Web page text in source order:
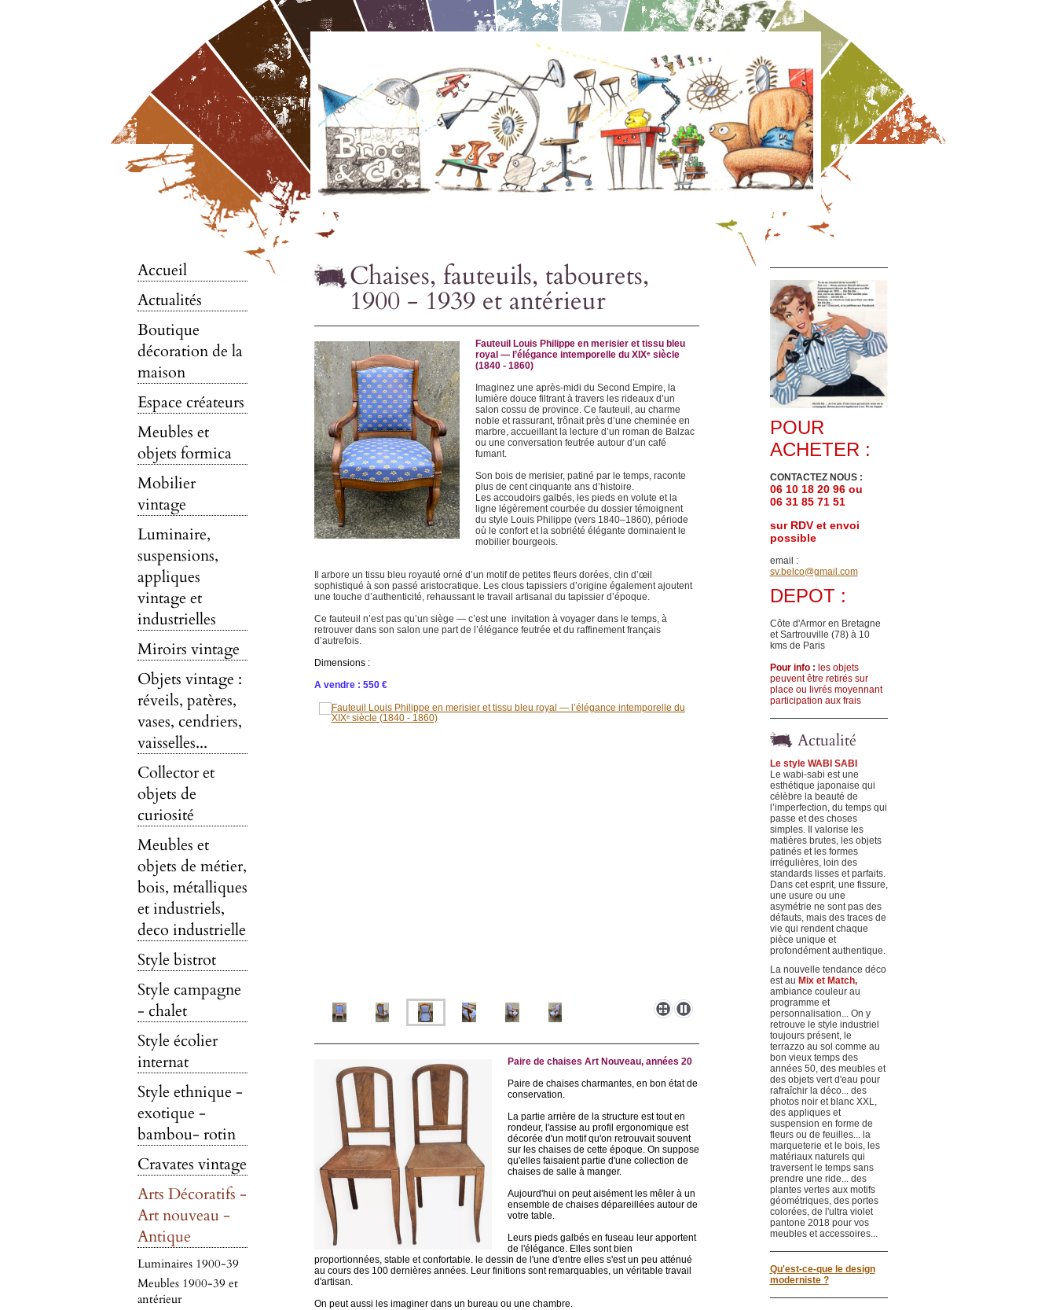
Accueil
Actualités
Boutique
décoration de la
maison
Espace créateurs
Meubles et
objets formica
Mobilier
vintage
Luminaire,
suspensions,
appliques
vintage et
industrielles
Miroirs vintage
Objets vintage :
réveils, patères,
vases, cendriers,
vaisselles...
Collector et
objets de
curiosité
Meubles et
objets de métier,
bois, métalliques
et industriels,
deco industrielle
Style bistrot
Style campagne
- chalet
Style écolier
internat
Style ethnique -
exotique -
bambou- rotin
Cravates vintage
Arts Décoratifs -
Art nouveau -
Antique
Luminaires 1900-39
Meubles 1900-39 et
antérieur
Chaises, fauteuils, tabourets,
1900 - 1939 et antérieur
Fauteuil Louis Philippe en merisier et tissu bleu
royal — l’élégance intemporelle du XIXᵉ siècle
(1840 - 1860)
Imaginez une après-midi du Second Empire, la
lumière douce filtrant à travers les rideaux d’un
salon cossu de province. Ce fauteuil, au charme
noble et rassurant, trônait près d’une cheminée en
marbre, accueillant la lecture d’un roman de Balzac
ou une conversation feutrée autour d’un café
fumant.
Son bois de merisier, patiné par le temps, raconte
plus de cent cinquante ans d’histoire.
Les accoudoirs galbés, les pieds en volute et la
ligne légèrement courbée du dossier témoignent
du style Louis Philippe (vers 1840–1860), période
où le confort et la sobriété élégante dominaient le
mobilier bourgeois.
Il arbore un tissu bleu royauté orné d’un motif de petites fleurs dorées, clin d’œil
sophistiqué à son passé aristocratique. Les clous tapissiers d’origine également ajoutent
une touche d’authenticité, rehaussant le travail artisanal du tapissier d’époque.
Ce fauteuil n’est pas qu’un siège — c’est une invitation à voyager dans le temps, à
retrouver dans son salon une part de l’élégance feutrée et du raffinement français
d’autrefois.
Dimensions :
A vendre : 550 €
Paire de chaises Art Nouveau, années 20
Paire de chaises charmantes, en bon état de
conservation.
La partie arrière de la structure est tout en
rondeur, l'assise au profil ergonomique est
décorée d'un motif qu'on retrouvait souvent
sur les chaises de cette époque. On suppose
qu'elles faisaient partie d'une collection de
chaises de salle à manger.
Aujourd'hui on peut aisément les mêler à un
ensemble de chaises dépareillées autour de
votre table.
Leurs pieds galbés en fuseau leur apportent
de l'élégance. Elles sont bien
proportionnées, stable et confortable. le dessin de l'une d'entre elles s'est un peu atténué
au cours des 100 dernières années. Leur finitions sont remarquables, un véritable travail
d'artisan.
On peut aussi les imaginer dans un bureau ou une chambre.
POUR
ACHETER :
CONTACTEZ NOUS :
06 10 18 20 96 ou
06 31 85 71 51
sur RDV et envoi
possible
email :
sv.belco@gmail.com
DEPOT :
Côte d'Armor en Bretagne
et Sartrouville (78) à 10
kms de Paris
Pour info : les objets
peuvent être retirés sur
place ou livrés moyennant
participation aux frais
Actualité
Le style WABI SABI
Le wabi-sabi est une
esthétique japonaise qui
célèbre la beauté de
l’imperfection, du temps qui
passe et des choses
simples. Il valorise les
matières brutes, les objets
patinés et les formes
irrégulières, loin des
standards lisses et parfaits.
Dans cet esprit, une fissure,
une usure ou une
asymétrie ne sont pas des
défauts, mais des traces de
vie qui rendent chaque
pièce unique et
profondément authentique.
La nouvelle tendance déco
est au Mix et Match,
ambiance couleur au
programme et
personnalisation... On y
retrouve le style industriel
toujours présent, le
terrazzo au sol comme au
bon vieux temps des
années 50, des meubles et
des objets vert d'eau pour
rafraîchir la déco... des
photos noir et blanc XXL,
des appliques et
suspension en forme de
fleurs ou de feuilles... la
marqueterie et le bois, les
matériaux naturels qui
traversent le temps sans
prendre une ride... des
plantes vertes aux motifs
géométriques, des portes
colorées, de l'ultra violet
pantone 2018 pour vos
meubles et accessoires...
Qu'est-ce-que le design
moderniste ?